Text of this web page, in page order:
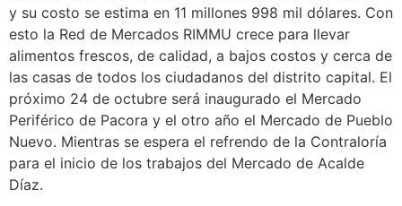
y su costo se estima en 11 millones 998 mil dólares. Con
esto la Red de Mercados RIMMU crece para llevar
alimentos frescos, de calidad, a bajos costos y cerca de
las casas de todos los ciudadanos del distrito capital. El
próximo 24 de octubre será inaugurado el Mercado
Periférico de Pacora y el otro año el Mercado de Pueblo
Nuevo. Mientras se espera el refrendo de la Contraloría
para el inicio de los trabajos del Mercado de Acalde
Díaz.